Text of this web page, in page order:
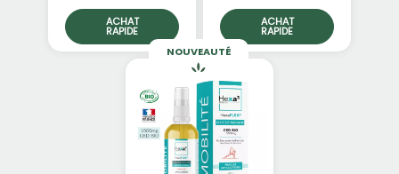
ACHAT
RAPIDE
ACHAT
RAPIDE
NOUVEAUTÉ